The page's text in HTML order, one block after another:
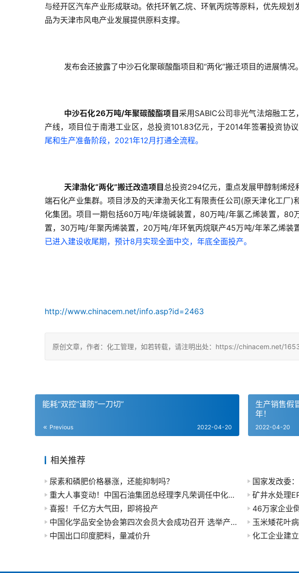
与经开区汽车产业形成联动。依托环氧乙烷、环氧丙烷等原料，优先规划
品为天津市风电产业发展提供原料支撑。
发布会还披露了中沙石化聚碳酸酯项目和“两化”搬迁项目的进展情况。
中沙石化26万吨/年聚碳酸酯项目 采用SABIC公司非光气法熔融工
产线，项目位于南港工业区，总投资101.83亿元，于2014年签署投资协议
尾和生产准备阶段，2021年12月打通全流程。
天津渤化“两化”搬迁改造项目 总投资294亿元，重点发展甲醇制烯烃
端石化产业集群。项目涉及的天津渤天化工有限责任公司(原天津化工厂)
化集团。项目一期包括60万吨/年烧碱装置，80万吨/年氯乙烯装置，80
置，30万吨/年聚丙烯装置，20万吨/年环氧丙烷联产45万吨/年苯乙烯装
已进入建设收尾期，预计8月实现全面中交，年底全面投产。
http://www.chinacem.net/info.asp?id=2463
原创文章，作者：化工管理，如若转载，请注明出处：https://chinacem.net/
能耗“双控”谨防“一刀切”
Previous 2022-04-20
生产销售假
年！
2022-04-20
相关推荐
尿素和磷肥价格暴涨，还能抑制吗？
国家发改委
重大人事变动！中国石油集团总经理李凡荣调任中化集团！
矿井水处理
喜报！千亿方大气田，即将投产
中国化学品安全协会第四次会员大会成功召开 选举产生第四届理事会领导班子
中国出口印度肥料，量减价升
化工企业建